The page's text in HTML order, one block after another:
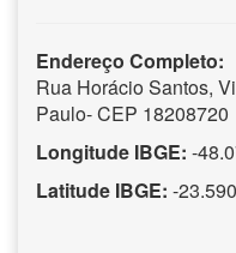
Endereço Completo:
Rua Horácio Santos,
Paulo- CEP 18208720
Longitude IBGE: -
Latitude IBGE: -